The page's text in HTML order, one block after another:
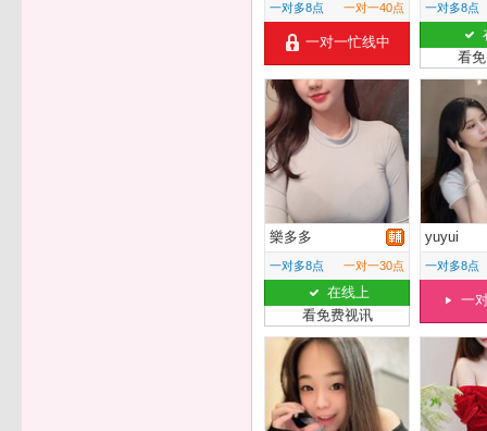
一对多8点 一对一40点
一对一忙线中
一对多8点
看
樂多多
一对多8点 一对一30点
在线上
看免费视讯
yuyui
一对多8点
一